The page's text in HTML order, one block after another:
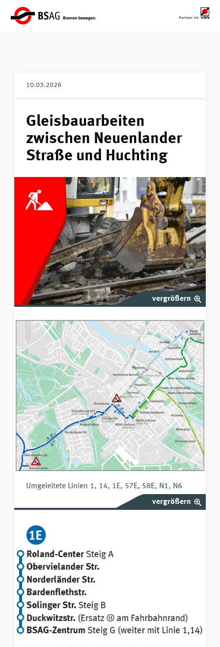
10.03.2026
Gleisbauarbeiten
zwischen Neuenlander
Straße und Huchting
vergrößern
Umgeleitete Linien 1, 14, 1E, 57E, 58E, N1, N6
vergrößern